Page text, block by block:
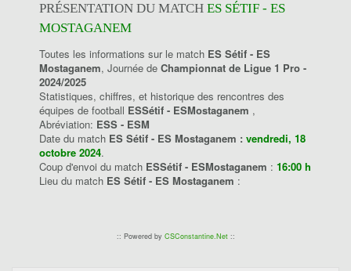
PRÉSENTATION DU MATCH ES SÉTIF - ES
MOSTAGANEM
Toutes les informations sur le match ES Sétif - ES
Mostaganem, Journée de Championnat de Ligue 1 Pro -
2024/2025
Statistiques, chiffres, et historique des rencontres des
équipes de football ESSétif - ESMostaganem ,
Abréviation: ESS - ESM
Date du match ES Sétif - ES Mostaganem : vendredi, 18
octobre 2024.
Coup d'envoi du match ESSétif - ESMostaganem : 16:00 h
Lieu du match ES Sétif - ES Mostaganem :
:: Powered by CSConstantine.Net::